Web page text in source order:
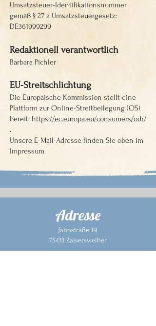
Umsatzsteuer-Identifikationsnummer
gemäß § 27 a Umsatzsteuergesetz:
DE361999299
Redaktionell verantwortlich
Barbara Pichler
EU-Streitschlichtung
Die Europäische Kommission stellt eine
Plattform zur Online-Streitbeilegung (OS)
bereit: https://ec.europa.eu/consumers/odr/
.
Unsere E-Mail-Adresse finden Sie oben im
Impressum.
Adresse
Jahnstraße 19
75433 Zaisersweiher